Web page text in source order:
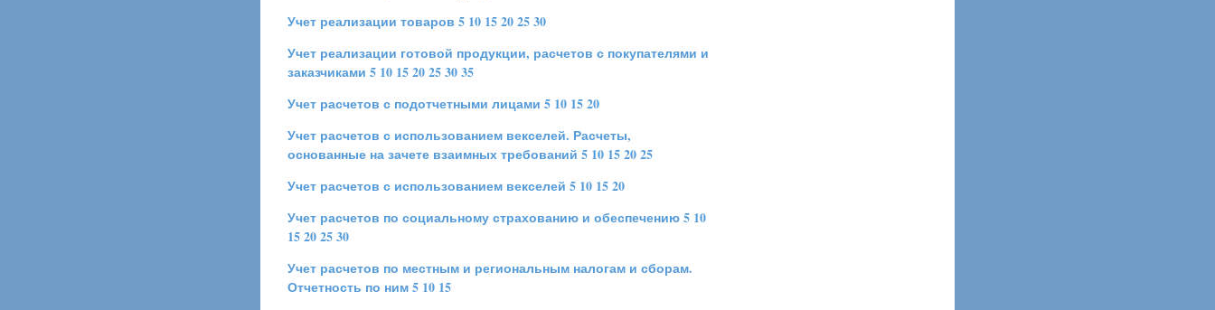
Учет реализации товаров 5 10 15202530
Учет реализации готовой продукции, расчетов с покупателями и
заказчиками 5 10 1520253035
Учет расчетов с подотчетными лицами 5 10 1520
Учет расчетов с использованием векселей. Расчеты,
основанные на зачете взаимных требований 5 10 152025
Учет расчетов с использованием векселей 5 10 1520
Учет расчетов по социальному страхованию и обеспечению5 10
15202530
Учет расчетов по местным и региональным налогам и сборам.
Отчетность по ним5 10 15